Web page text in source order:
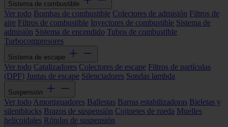
Sistema de combustible
Ver todo Bombas de combustible Colectores de admisión Filtros de
aire Filtros de combustible Inyectores de combustible Sistema de
admisión Sistema de encendido Tubos de combustible
Turbocompresores
Sistema de escape
Ver todo Catalizadores Colectores de escape Filtros de partículas
(DPF) Juntas de escape Silenciadores Sondas lambda
Suspensión
Ver todo Amortiguadores Ballestas Barras estabilizadoras Bieletas y
silentblocks Brazos de suspensión Cojinetes de rueda Muelles
helicoidales Rótulas de suspensión